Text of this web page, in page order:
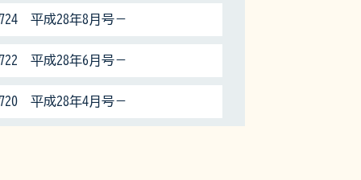
平成28年8月号－
平成28年6月号－
平成28年4月号－